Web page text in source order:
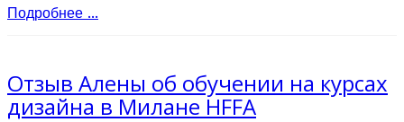
Подробнее ...
Отзыв Алены об обучении на курсах
дизайна в Милане HFFA